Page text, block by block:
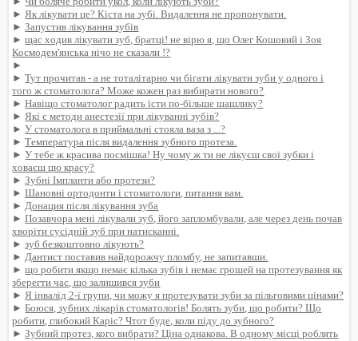
► Як лікувати це? Кіста на зубі. Видалення не пропонувати.
►Запустив лікування зубів
►щас ходив лікувати зуб, братці! не вірю я, що Олег Кошовий і Зоя
Космодем'янська нічо не сказали !?
►
►Тут прочитав - а не тоталітарно чи бігати лікувати зуби у одного і
того ж стоматолога? Може кожен раз вибирати нового?
►Навіщо стоматолог радить їсти по-більше шашлику?
► Які є методи анестезії при лікуванні зубів?
►У стоматолога в приймальні стояла ваза з ...?
►Температура після видалення зубного протеза.
►У тебе ж красива посмішка! Ну чому ж ти не лікуєш свої зубки і
ховаєш цю красу?
►Зубні Імпланти або протези?
►Шановні ортодонти і стоматологи, питання вам.
► Донация після лікування зуба
►Позавчора мені лікували зуб, його запломбували, але через день почав
хворіти сусідній зуб при натисканні.
►зуб безкоштовно лікують?
► Дантист поставив найдорожчу пломбу, не запитавши.
►що робити якщо немає кілька зубів і немає грошей на протезування як
зберегти час, що залишився зуби
► Я інвалід 2-ї групи, чи можу я протезувати зуби за пільговими цінами?
►Боюся, зубних лікарів стоматологів! Болять зуби, що робити? Що
робити, глибокий Каріс? Чтот буде, коли піду до зубного?
►Зубний протез, кого вибрати? Ціна однакова. В одному місці роблять